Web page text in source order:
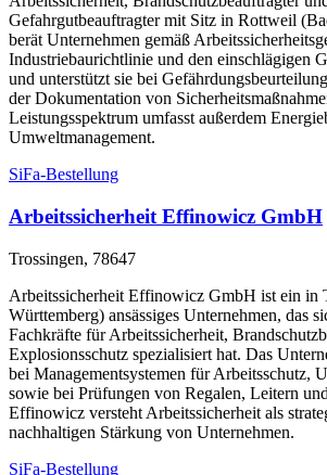
Gefahrgutbeauftragter mit Sitz in Rottweil
berät Unternehmen gemäß
Industriebaurichtlinie und den einschlägigen
und unterstützt sie bei
der Dokumentation von
Leistungsspektrum umfasst außerdem
Umweltmanagement.
SiFa-Bestellung
Arbeitssicherheit Effinowicz GmbH
Trossingen, 78647
Arbeitssicherheit Effinowicz GmbH ist ein in
Württemberg) ansässiges Unternehmen, das
Fachkräfte für Arbeitssicherheit,
Explosionsschutz spezialisiert hat. Das
bei Managementsystemen für Arbeitsschutz,
sowie bei Prüfungen von Regalen, Leitern
Effinowicz versteht Arbeitssicherheit als
nachhaltigen Stärkung von Unternehmen.
SiFa-Bestellung